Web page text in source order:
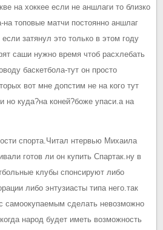
на хоккее если не аншлаги то близко
топовые матчи постоянно аншлаг
затянул это только в этом году
саши нужно время чтоб расхлебать
баскетбола-тут он просто
вот мне допстим не на кого тут
но куда?на коней?боже упаси.а на
спорта.Читал нтервью Михаила
готов ли он купить Спартак.ну в
клубы спонсируют либо
либо энтузиасты типа него.так
самоокупаемым сделать невозможно
народ будет иметь возможность